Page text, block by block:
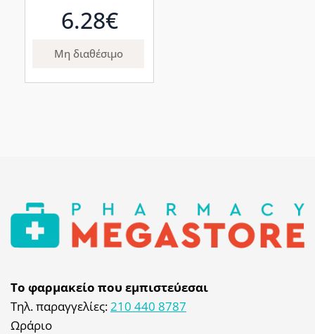
6.28€
Μη διαθέσιμο
Το φαρμακείο που εμπιστεύεσαι
Τηλ. παραγγελίες:210 440 8787
Ωράριο